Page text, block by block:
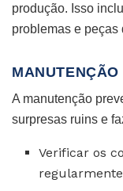
produção. Isso
problemas e peças
A manutenção
surpresas ruins e
Verificar os
regularmente